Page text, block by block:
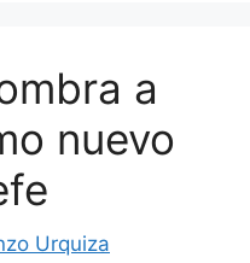
a
nuevo
Urquiza